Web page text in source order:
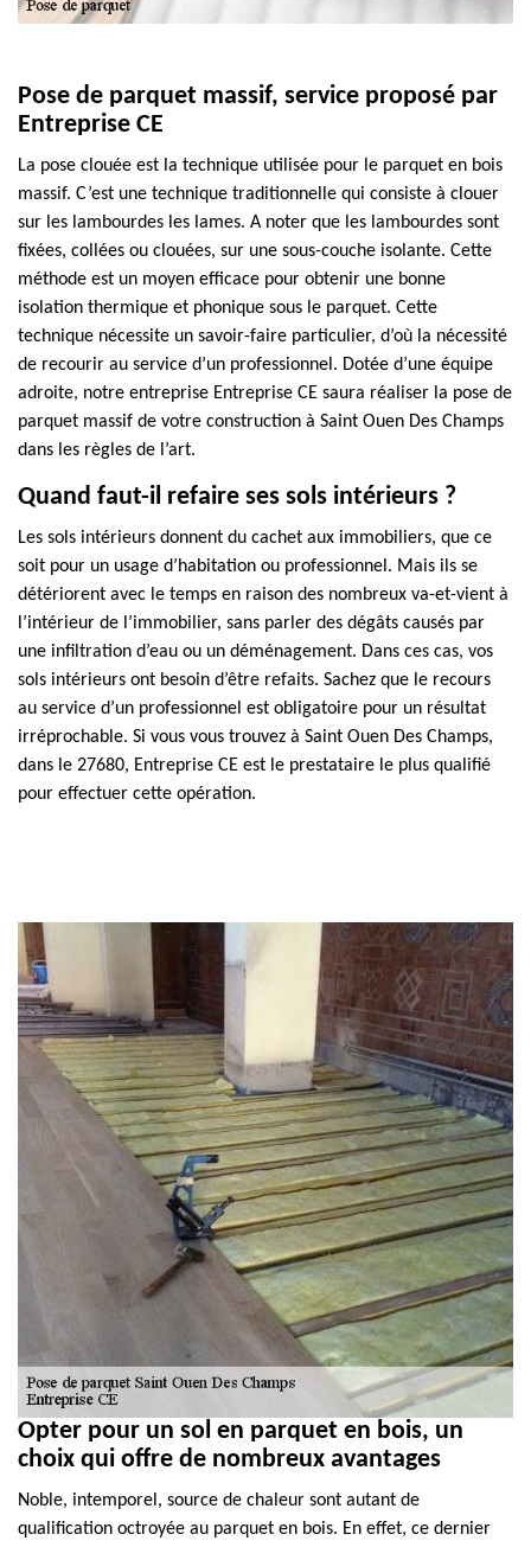
Pose de parquet massif, service proposé par
Entreprise CE
La pose clouée est la technique utilisée pour le parquet en bois
massif. C’est une technique traditionnelle qui consiste à clouer
sur les lambourdes les lames. A noter que les lambourdes sont
fixées, collées ou clouées, sur une sous-couche isolante. Cette
méthode est un moyen efficace pour obtenir une bonne
isolation thermique et phonique sous le parquet. Cette
technique nécessite un savoir-faire particulier, d’où la nécessité
de recourir au service d’un professionnel. Dotée d’une équipe
adroite, notre entreprise Entreprise CE saura réaliser la pose de
parquet massif de votre construction à Saint Ouen Des Champs
dans les règles de l’art.
Quand faut-il refaire ses sols intérieurs ?
Les sols intérieurs donnent du cachet aux immobiliers, que ce
soit pour un usage d’habitation ou professionnel. Mais ils se
détériorent avec le temps en raison des nombreux va-et-vient à
l’intérieur de l’immobilier, sans parler des dégâts causés par
une infiltration d’eau ou un déménagement. Dans ces cas, vos
sols intérieurs ont besoin d’être refaits. Sachez que le recours
au service d’un professionnel est obligatoire pour un résultat
irréprochable. Si vous vous trouvez à Saint Ouen Des Champs,
dans le 27680, Entreprise CE est le prestataire le plus qualifié
pour effectuer cette opération.
Opter pour un sol en parquet en bois, un
choix qui offre de nombreux avantages
Noble, intemporel, source de chaleur sont autant de
qualification octroyée au parquet en bois. En effet, ce dernier